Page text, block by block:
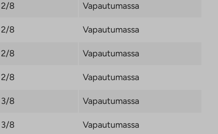
2/8 Vapautumassa
2/8 Vapautumassa
2/8 Vapautumassa
2/8 Vapautumassa
3/8 Vapautumassa
3/8 Vapautumassa